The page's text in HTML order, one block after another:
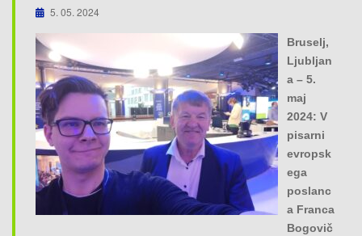
i
g
i
o
n
5. 05. 2024
Bruselj,
Ljubljan
a – 5.
maj
2024: V
pisarni
evropsk
ega
poslanc
a Franca
Bogovič